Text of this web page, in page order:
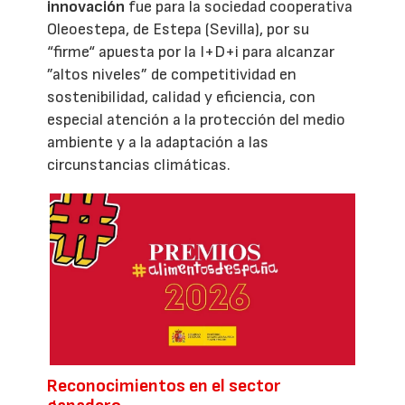
innovación fue para la sociedad cooperativa
Oleoestepa, de Estepa (Sevilla), por su
“firme“ apuesta por la I+D+i para alcanzar
”altos niveles” de competitividad en
sostenibilidad, calidad y eficiencia, con
especial atención a la protección del medio
ambiente y a la adaptación a las
circunstancias climáticas.
Reconocimientos en el sector